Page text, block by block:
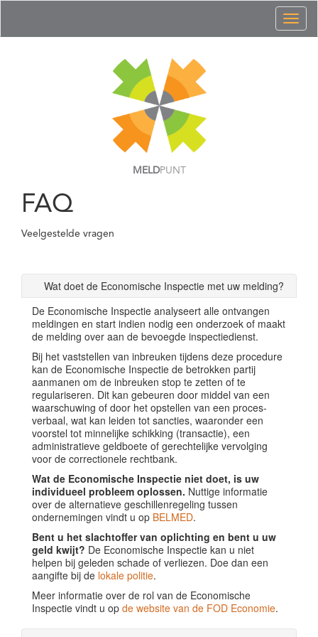
MELDPUNT
FAQ
Veelgestelde vragen
Wat doet de Economische Inspectie met uw melding?
De Economische Inspectie analyseert alle ontvangen
meldingen en start indien nodig een onderzoek of maakt
de melding over aan de bevoegde inspectiedienst.
Bij het vaststellen van inbreuken tijdens deze procedure
kan de Economische Inspectie de betrokken partij
aanmanen om de inbreuken stop te zetten of te
regulariseren. Dit kan gebeuren door middel van een
waarschuwing of door het opstellen van een proces-
verbaal, wat kan leiden tot sancties, waaronder een
voorstel tot minnelijke schikking (transactie), een
administratieve geldboete of gerechtelijke vervolging
voor de correctionele rechtbank.
Wat de Economische Inspectie niet doet, is uw
individueel probleem oplossen. Nuttige informatie
over de alternatieve geschillenregeling tussen
ondernemingen vindt u op BELMED.
Bent u het slachtoffer van oplichting en bent u uw
geld kwijt? De Economische Inspectie kan u niet
helpen bij geleden schade of verliezen. Doe dan een
aangifte bij de lokale politie.
Meer informatie over de rol van de Economische
Inspectie vindt u op de website van de FOD Economie.